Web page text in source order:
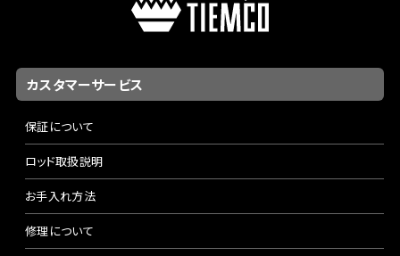
カスタマーサービス
保証について
ロッド取扱説明
お手入れ方法
修理について